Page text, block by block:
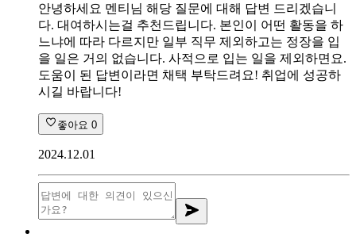
안녕하세요 멘티님 해당 질문에 대해 답변 드리겠습니
다. 대여하시는걸 추천드립니다. 본인이 어떤 활동을 하
느냐에 따라 다르지만 일부 직무 제외하고는 정장을 입
을 일은 거의 없습니다. 사적으로 입는 일을 제외하면요.
도움이 된 답변이라면 채택 부탁드려요! 취업에 성공하
시길 바랍니다!
좋아요 0
2024.12.01